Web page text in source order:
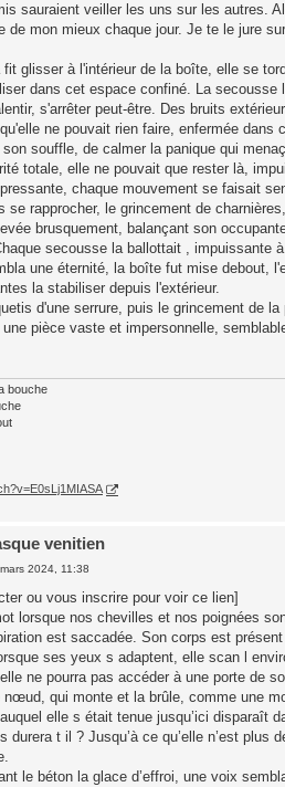
sauraient veiller les uns sur les autres.
de mon mieux chaque jour. Je te le jure
fit glisser à l'intérieur de la boîte, elle se
dans cet espace confiné. La secousse
s'arrêter peut-être. Des bruits
ne pouvait rien faire, enfermée
souffle, de calmer la panique qui
totale, elle ne pouvait que rester là,
chaque mouvement se faisait
se rapprocher, le grincement de
brusquement, balançant son
secousse la ballottait , impuissante
une éternité, la boîte fut mise debout,
la stabiliser depuis l'extérieur.
d'une serrure, puis le grincement de
pièce vaste et impersonnelle,
bouche
venitien
2024, 11:38
ou vous inscrire pour voir ce lien]
lorsque nos chevilles et nos poignées
est saccadée. Son corps est
ses yeux s adaptent, elle scan l
ne pourra pas accéder à une porte de
qui monte et la brûle, comme une
elle s était tenue jusqu’ici disparaît
durera t il ? Jusqu’à ce qu’elle n’est
le béton la glace d’effroi, une voix